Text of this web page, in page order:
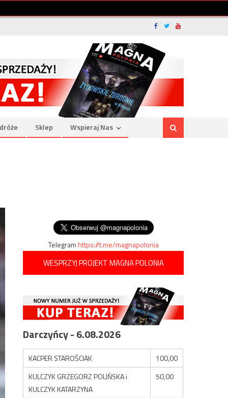
Sklep Wspieraj Nas
Telegramhttps://t.me/magnapolonia
WESPRZYJ PROJEKT MAGNA POLONIA
Darczyńcy - 6.08.2026
KACPER STAROŚCIAK
100,00
KULCZYK GRZEGORZ POLIŃSKA i
KULCZYK KATARZYNA
50,00